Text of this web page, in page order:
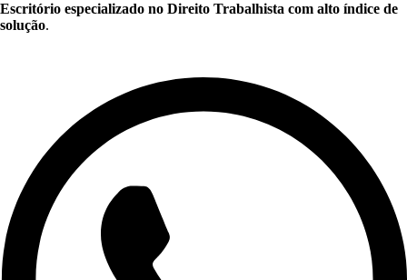
Escritório especializado no Direito Trabalhista com alto índice de
solução.